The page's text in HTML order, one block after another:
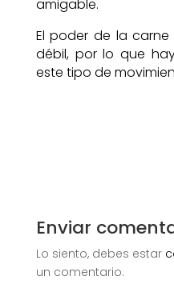
amigable.
El poder de la
débil, por lo que
este tipo de
Enviar
Lo siento, debes estar
un comentario.